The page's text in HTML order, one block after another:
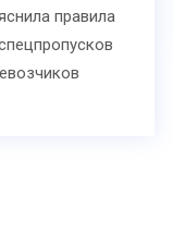
правила